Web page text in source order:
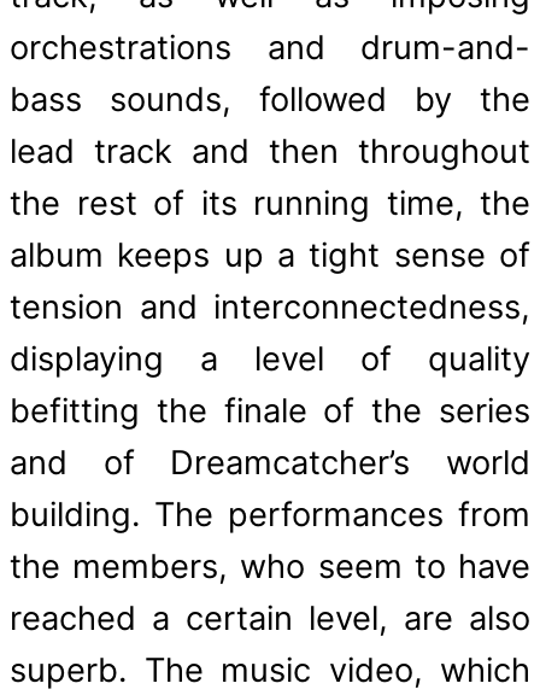
orchestrations and drum-and-
bass sounds, followed by the
lead track and then throughout
the rest of its running time, the
album keeps up a tight sense of
tension and interconnectedness,
displaying a level of quality
befitting the finale of the series
and of Dreamcatcher’s world
building. The performances from
the members, who seem to have
reached a certain level, are also
superb. The music video, which